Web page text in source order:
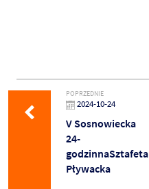
POPRZEDNIE
2024-10-24
V Sosnowiecka
24-
godzinnaSztafeta
Pływacka